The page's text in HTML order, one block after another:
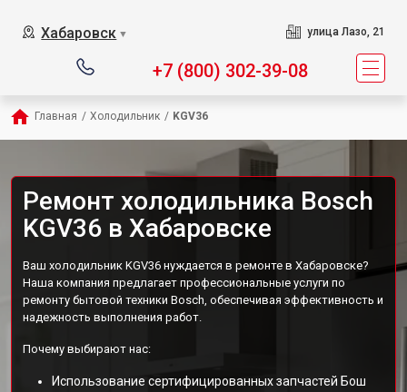
Хабаровск ▼ улица Лазо, 21
+7 (800) 302-39-08
Главная / Холодильник / KGV36
Ремонт холодильника Bosch
KGV36 в Хабаровске
Ваш холодильник KGV36 нуждается в ремонте в Хабаровске?
Наша компания предлагает профессиональные услуги по
ремонту бытовой техники Bosch, обеспечивая эффективность и
надежность выполнения работ.
Почему выбирают нас:
Использование сертифицированных запчастей Бош